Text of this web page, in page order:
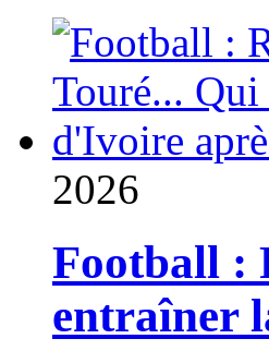
2026
Football :
entraîner